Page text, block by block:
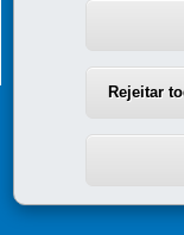
Gestão
Rua Jacy Loureiro de
Rejeitar